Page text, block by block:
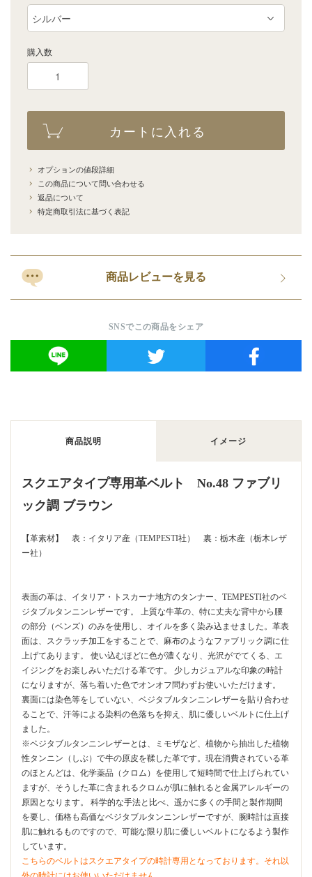
購入数
カートに入れる
オプションの値段詳細
この商品について問い合わせる
返品について
特定商取引法に基づく表記
商品レビューを見る
SNSでこの商品をシェア
商品説明 イメージ
スクエアタイプ専用革ベルト No.48 ファブリ
ック調 ブラウン
【革素材】 表：イタリア産（TEMPESTI社） 裏：栃木産（栃木レザ
ー社）
表面の革は、イタリア・トスカーナ地方のタンナー、TEMPESTI社のベ
ジタブルタンニンレザーです。 上質な牛革の、特に丈夫な背中から腰
の部分（ベンズ）のみを使用し、オイルを多く染み込ませました。革表
面は、スクラッチ加工をすることで、麻布のようなファブリック調に仕
上げてあります。 使い込むほどに色が濃くなり、光沢がでてくる、エ
イジングをお楽しみいただける革です。 少しカジュアルな印象の時計
になりますが、落ち着いた色でオンオフ問わずお使いいただけます。
裏面には染色等をしていない、ベジタブルタンニンレザーを貼り合わせ
ることで、汗等による染料の色落ちを抑え、肌に優しいベルトに仕上げ
ました。
※ベジタブルタンニンレザーとは、ミモザなど、植物から抽出した植物
性タンニン（しぶ）で牛の原皮を鞣した革です。現在消費されている革
のほとんどは、化学薬品（クロム）を使用して短時間で仕上げられてい
ますが、そうした革に含まれるクロムが肌に触れると金属アレルギーの
原因となります。 科学的な手法と比べ、遥かに多くの手間と製作期間
を要し、価格も高価なベジタブルタンニンレザーですが、腕時計は直接
肌に触れるものですので、可能な限り肌に優しいベルトになるよう製作
しています。
こちらのベルトはスクエアタイプの時計専用となっております。それ以